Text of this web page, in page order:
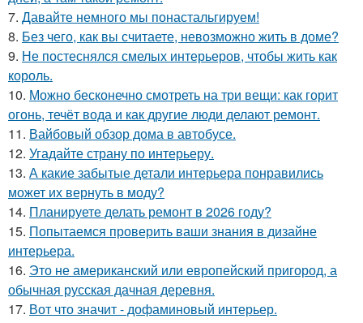
7. Давайте немного мы понастальгируем!
8. Без чего, как вы считаете, невозможно жить в доме?
9. Не постеснялся смелых интерьеров, чтобы жить как
король.
10. Можно бесконечно смотреть на три вещи: как горит
огонь, течёт вода и как другие люди делают ремонт.
11. Вайбовый обзор дома в автобусе.
12. Угадайте страну по интерьеру.
13. А какие забытые детали интерьера понравились
может их вернуть в моду?
14. Планируете делать ремонт в 2026 году?
15. Попытаемся проверить ваши знания в дизайне
интерьера.
16. Это не американский или европейский пригород, а
обычная русская дачная деревня.
17. Вот что значит - дофаминовый интерьер.